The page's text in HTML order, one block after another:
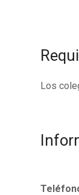
Los